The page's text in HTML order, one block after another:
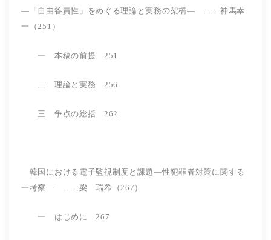
―「自由答責性」をめぐる理論と実務の架橋― ……神馬幸
一（251）
一 本稿の前提 251
二 理論と実務 256
三 争点の総括 262
韓国における電子監視制度と課題―性犯罪者対策に関する
一考察― ……梁 瑞希（267）
一 はじめに 267